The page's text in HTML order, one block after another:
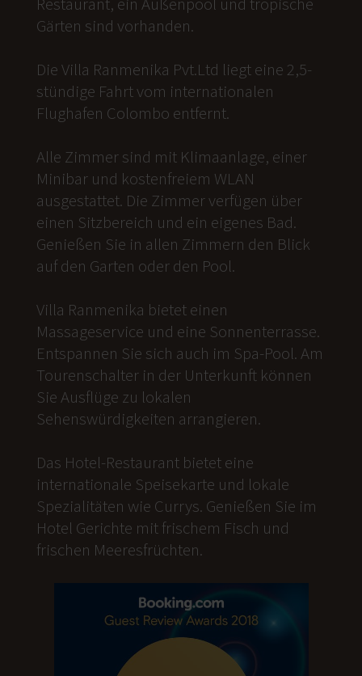
Gärten sind vorhanden.
Die Villa Ranmenika Pvt.Ltd liegt eine 2,5-
stündige Fahrt vom internationalen
Flughafen Colombo entfernt.
Alle Zimmer sind mit Klimaanlage, einer
Minibar und kostenfreiem WLAN
ausgestattet. Die Zimmer verfügen über
einen Sitzbereich und ein eigenes Bad.
Genießen Sie in allen Zimmern den Blick
auf den Garten oder den Pool.
Villa Ranmenika bietet einen
Massageservice und eine Sonnenterrasse.
Entspannen Sie sich auch im Spa-Pool. Am
Tourenschalter in der Unterkunft können
Sie Ausflüge zu lokalen
Sehenswürdigkeiten arrangieren.
Das Hotel-Restaurant bietet eine
internationale Speisekarte und lokale
Spezialitäten wie Currys. Genießen Sie im
Hotel Gerichte mit frischem Fisch und
frischen Meeresfrüchten.